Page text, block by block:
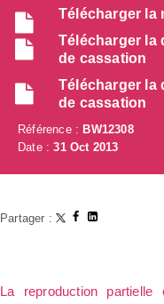
Télécharger la
Télécharger la
de cassation
Télécharger la
de cassation
Référence :BW12308
Date :31 Oct 2013
Partager :
La reproduction